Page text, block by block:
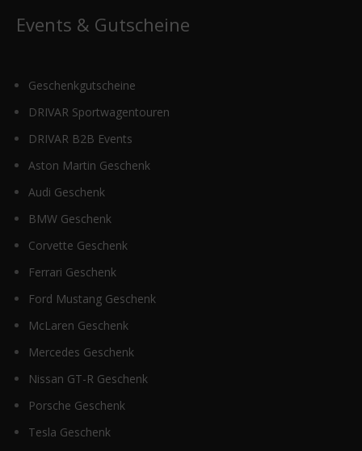
Events & Gutscheine
Geschenkgutscheine
DRIVAR Sportwagentouren
DRIVAR B2B Events
Aston Martin Geschenk
Audi Geschenk
BMW Geschenk
Corvette Geschenk
Ferrari Geschenk
Ford Mustang Geschenk
McLaren Geschenk
Mercedes Geschenk
Nissan GT-R Geschenk
Porsche Geschenk
Tesla Geschenk